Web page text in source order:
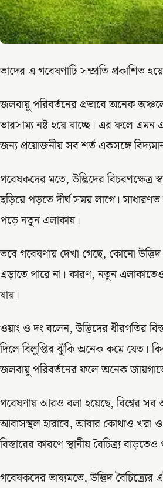
তাদের এ গবেষণাটি সম্প্রতি প্রকাশিত
জলবায়ু পরিবর্তনের প্রভাবে অনেক
ভারসাম্য নষ্ট হয়ে যাচ্ছে। এর ফলে
জন্য প্রয়োজনীয় সব শর্ত একসঙ্গে
গবেষকদের মতে, উদ্ভিদের বিচরণক্ষেত্র
ছড়িয়ে পড়তে দীর্ঘ সময় লাগে। সাধারণত
পড়ে নতুন এলাকায়।
তবে গবেষণায় দেখা গেছে, কোনো
এড়াতে পারে না। কারণ, নতুন এলাকাতেও
যায়।
ওয়াং ও দং বলেন, উদ্ভিদের ধীরগতির
দিলে বিলুপ্তির ঝুঁকি অনেক কমে যেত।
জলবায়ু পরিবর্তনের ফলে অনেক
গবেষণায় আরও বলা হয়েছে, বিশ্বের সব
আবাসস্থল হারাবে, আবার কোথাও খরা
বিস্তারের কারণে স্থানীয় বৈচিত্র্য বাড়তেও
গবেষকদের ভাষ্যমতে, উদ্ভিদ